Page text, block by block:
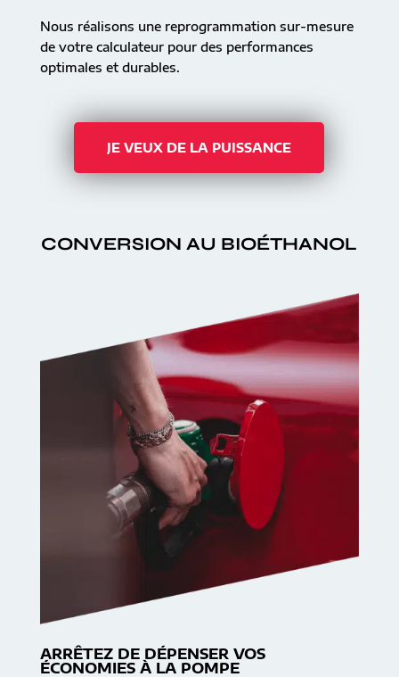
Nous réalisons une reprogrammation sur-mesure
de votre calculateur pour des performances
optimales et durables.
JE VEUX DE LA PUISSANCE
CONVERSION AU BIOÉTHANOL
ARRÊTEZ DE DÉPENSER VOS
ÉCONOMIES À LA POMPE